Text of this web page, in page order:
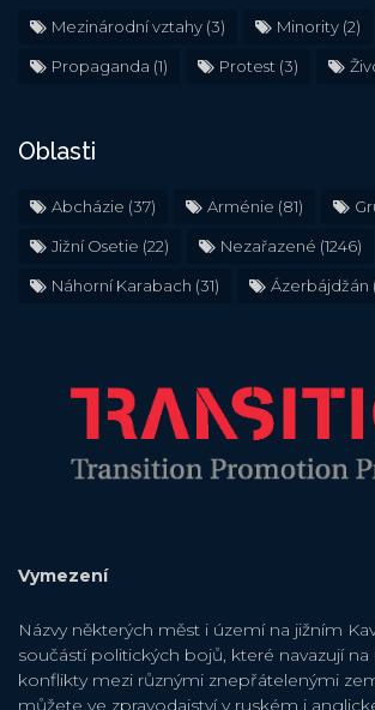
Mezinárodní vztahy (3) Minority (2)
Propaganda (1) Protest (3)
Oblasti
Abcházie (37) Arménie (81)
Jižní Osetie (22) Nezařazené (1246)
Náhorní Karabach (31) Ázerbájdžán
Vymezení
Názvy některých měst i území na jižním
součástí politických bojů, které navazují
konflikty mezi různými znepřátelenými
můžete ve zpravodajství v ruském i